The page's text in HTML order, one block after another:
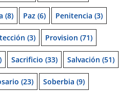
(8) Paz (6) Penitencia (3)
(3) Provision (71)
Sacrificio (33) Salvación (51)
(23) Soberbia (9)